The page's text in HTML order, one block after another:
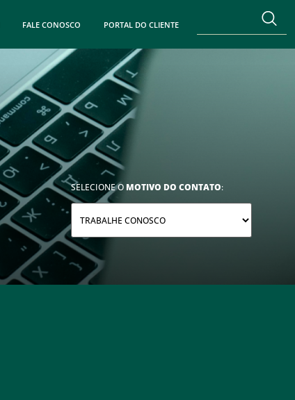
FALE CONOSCO PORTAL DO CLIENTE
SELECIONE O MOTIVO DO CONTATO: